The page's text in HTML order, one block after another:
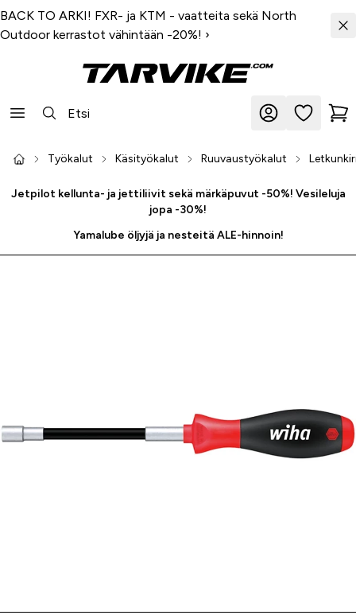
BACK TO ARKI! FXR- ja KTM - vaatteita sekä North
Outdoor kerrastot vähintään -20%! ›
Työkalut Käsityökalut Ruuvaustyökalut
Jetpilot kellunta- ja jettiliivit sekä märkäpuvut -50%! Vesileluja
jopa -30%!
Yamalube öljyjä ja nesteitä ALE-hinnoin!